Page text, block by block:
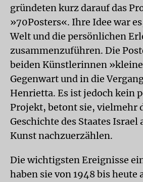
gründeten kurz darauf das
»70Posters«. Ihre Idee war
Welt und die persönlichen
zusammenzuführen. Die
beiden Künstlerinnen
Gegenwart und in die
Henrietta. Es ist jedoch kein
Projekt, betont sie, vielmehr
Geschichte des Staates Israel
Kunst nachzuerzählen.
Die wichtigsten Ereignisse
haben sie von 1948 bis heute